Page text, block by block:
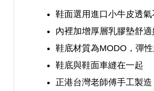
鞋面選用進口小牛皮透氣
內裡加增厚層乳膠墊舒適
鞋底材質為MODO，彈
鞋底與鞋面車縫在一起
正港台灣老師傅手工製造